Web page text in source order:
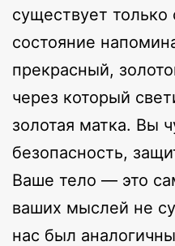
существует
состояние
прекрасный,
через который
золотая матка. Вы
безопасность,
Ваше тело — это
ваших мыслей не
нас был